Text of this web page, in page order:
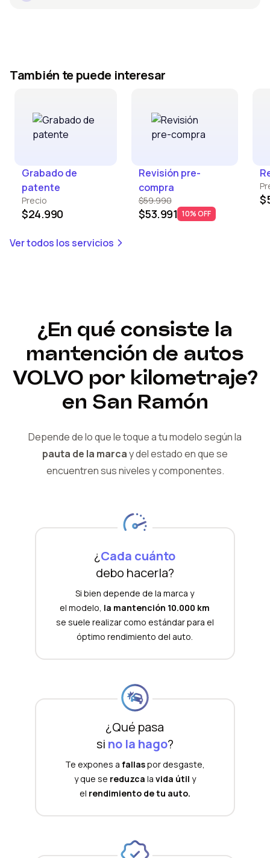
También te puede interesar
Grabado de
patente
Precio
$24.990
Revisión pre-
compra
$59.990
$53.991 10% OFF
Ver todos los servicios
¿En qué consiste la
mantención de autos
VOLVO por kilometraje?
en San Ramón
Depende de lo que le toque a tu modelo según la
pauta de la marcay delestado en que se
encuentren sus niveles y componentes.
¿Cada cuánto
debo hacerla?
Si bien depende de la marca y
el modelo, la mantención 10.000 km
se suele realizar como estándar para el
óptimo rendimiento del auto.
¿Qué pasa
si no la hago?
Te expones a fallaspor desgaste,
y que se reduzca la vida útil y
el rendimiento de tu auto.